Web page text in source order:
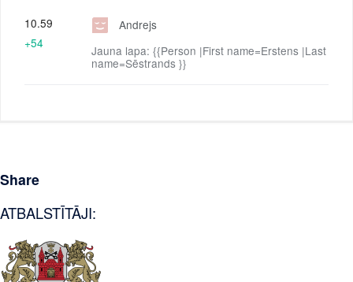
Andrejs
Jauna lapa: {{Person |First name=Erstens |Last
name=Sēstrands }}
10.59
+54
Share
ATBALSTĪTĀJI: